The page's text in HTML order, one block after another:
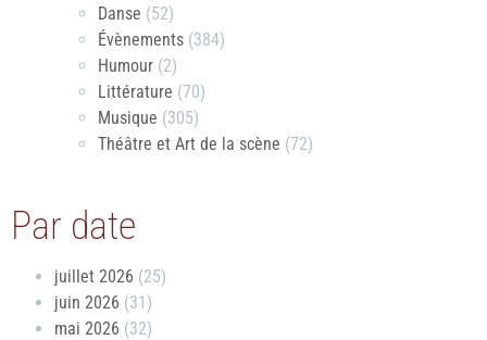
Danse (52)
Évènements (384)
Humour (2)
Littérature (70)
Musique (305)
Théâtre et Art de la scène (72)
Par date
juillet 2026 (25)
juin 2026 (31)
mai 2026 (32)